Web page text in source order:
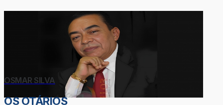
OSMAR SILVA
OS OTÁRIOS